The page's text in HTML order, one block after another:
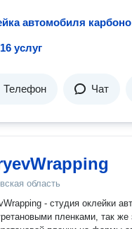
услуг
Телефон Чат
область
- студия оклейки
пленками, так же